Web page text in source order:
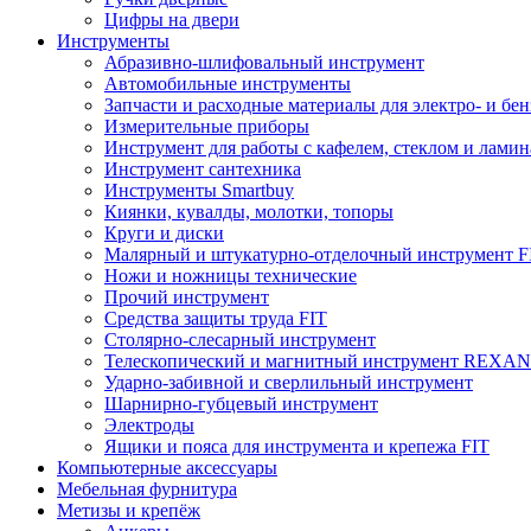
Цифры на двери
Инструменты
Абразивно-шлифовальный инструмент
Автомобильные инструменты
Запчасти и расходные материалы для электро- и
Измерительные приборы
Инструмент для работы с кафелем, стеклом и
Инструмент сантехника
Инструменты Smartbuy
Киянки, кувалды, молотки, топоры
Круги и диски
Малярный и штукатурно-отделочный инструмент
Ножи и ножницы технические
Прочий инструмент
Средства защиты труда FIT
Столярно-слесарный инструмент
Телескопический и магнитный инструмент
Ударно-забивной и сверлильный инструмент
Шарнирно-губцевый инструмент
Электроды
Ящики и пояса для инструмента и крепежа FIT
Компьютерные аксессуары
Мебельная фурнитура
Метизы и крепёж